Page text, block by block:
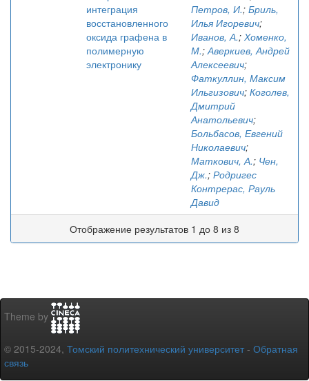
интеграция
восстановленного
оксида графена в
полимерную
электронику
Петров, И.; Бриль,
Илья Игоревич;
Иванов, А.; Хоменко,
М.;Аверкиев, Андрей
Алексеевич;
Фаткуллин, Максим
Ильгизович; Коголев,
Дмитрий
Анатольевич;
Больбасов, Евгений
Николаевич;
Маткович, А.; Чен,
Дж.; Родригес
Контрерас, Рауль
Давид
Отображение результатов 1 до 8 из 8
Theme by
© 2015-2024, Томский политехнический университет - Обратная
связь